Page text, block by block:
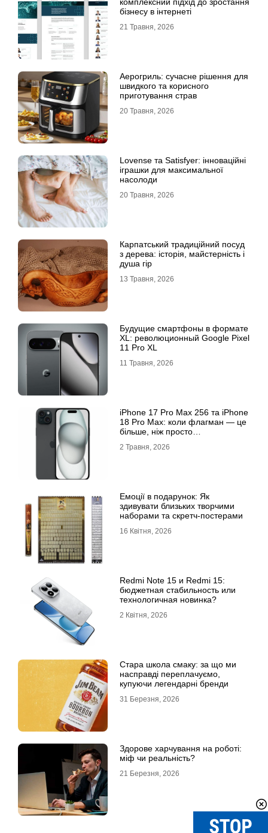
бізнесу в інтернеті
21 Травня, 2026
Аерогриль: сучасне рішення для
швидкого та корисного
приготування страв
20 Травня, 2026
Lovense та Satisfyer: інноваційні
іграшки для максимальної
насолоди
20 Травня, 2026
Карпатський традиційний посуд
з дерева: історія, майстерність і
душа гір
13 Травня, 2026
Будущие смартфоны в формате
XL: революционный Google Pixel
11 Pro XL
11 Травня, 2026
iРhone 17 Рro Мax 256 та iРhone
18 Рro Мax: коли флагман — це
більше, ніж просто
2 Травня, 2026
Емоції в подарунок: Як
здивувати близьких творчими
наборами та скретч-постерами
16 Квітня, 2026
Redmi Note 15 и Redmi 15:
бюджетная стабильность или
технологичная новинка?
2 Квітня, 2026
Стара школа смаку: за що ми
насправді переплачуємо,
купуючи легендарні бренди
31 Березня, 2026
Здорове харчування на роботі:
міф чи реальність?
21 Березня, 2026